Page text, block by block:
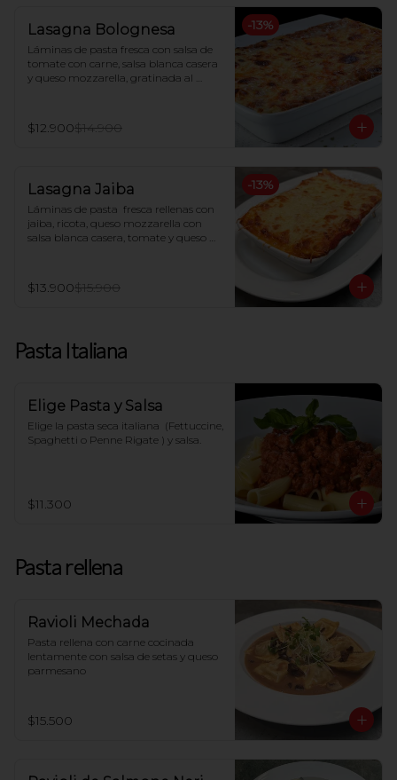
-13%
Lasagna Bolognesa
Láminas de pasta fresca con salsa de
tomate con carne, salsa blanca casera
y queso mozzarella, gratinada al
$12.900$14.900
-13%
Lasagna Jaiba
Láminas de pasta  fresca rellenas con
jaiba, ricota, queso mozzarella con
salsa blanca casera, tomate y queso
$13.900$15.900
Pasta Italiana
Elige Pasta y Salsa
Elige la pasta seca italiana  (Fettuccine,
Spaghetti o Penne Rigate ) y salsa.
$11.300
Pasta rellena
Ravioli Mechada
Pasta rellena con carne cocinada
lentamente con salsa de setas y queso
parmesano
$15.500